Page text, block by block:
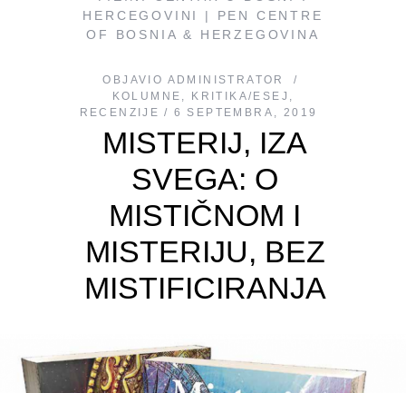
HERCEGOVINI | PEN CENTRE
OF BOSNIA & HERZEGOVINA
OBJAVIO ADMINISTRATOR
KOLUMNE , KRITIKA/ESEJ ,
RECENZIJE
6 SEPTEMBRA, 2019
MISTERIJ, IZA
SVEGA: O
MISTIČNOM I
MISTERIJU, BEZ
MISTIFICIRANJA